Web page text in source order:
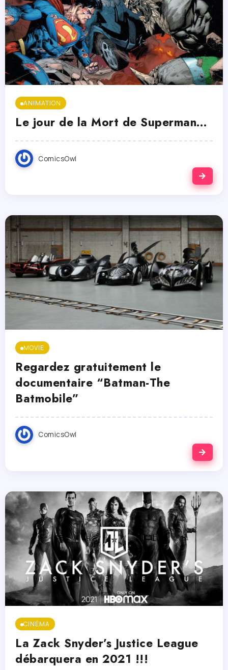
ANIMATION
Le jour de la Mort de Superman…
ComicsOwl
MOVIE
Regardez gratuitement le
documentaire “Batman-The
Batmobile”
ComicsOwl
CINÉMA
La Zack Snyder’s Justice League
débarquera en 2021 !!!